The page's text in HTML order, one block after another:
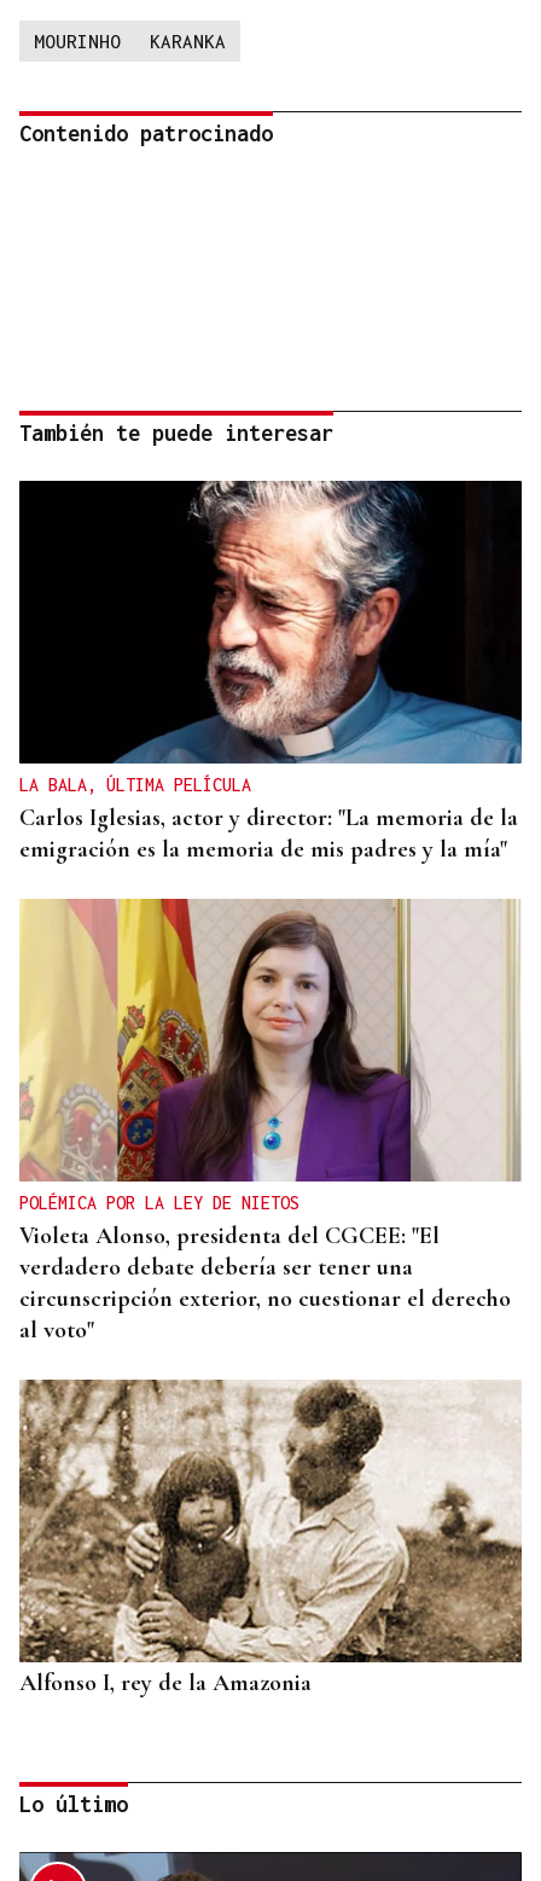
MOURINHO KARANKA
Contenido patrocinado
También te puede interesar
LA BALA, ÚLTIMA PELÍCULA
Carlos Iglesias, actor y director: "La memoria de la
emigración es la memoria de mis padres y la mía"
POLÉMICA POR LA LEY DE NIETOS
Violeta Alonso, presidenta del CGCEE: "El
verdadero debate debería ser tener una
circunscripción exterior, no cuestionar el derecho
al voto"
Alfonso I, rey de la Amazonia
Lo último